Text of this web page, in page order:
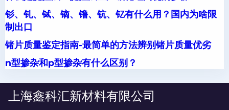
钐、钆、铽、镝、镥、钪、钇有什么用？国内为啥限
制出口
锗片质量鉴定指南-最简单的方法辨别锗片质量优劣
n型掺杂和p型掺杂有什么区别？
上海鑫科汇新材料有限公司